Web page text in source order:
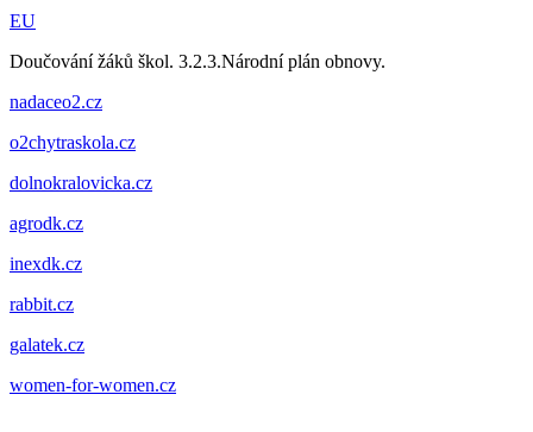
EU
Doučování žáků škol. 3.2.3.Národní plán obnovy.
nadaceo2.cz
o2chytraskola.cz
dolnokralovicka.cz
agrodk.cz
inexdk.cz
rabbit.cz
galatek.cz
women-for-women.cz